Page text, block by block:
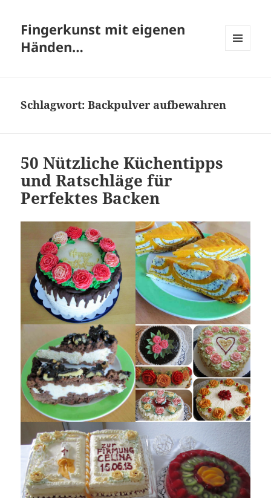
Fingerkunst mit eigenen
Händen…
Schlagwort:Backpulver aufbewahren
50 Nützliche Küchentipps
und Ratschläge für
Perfektes Backen